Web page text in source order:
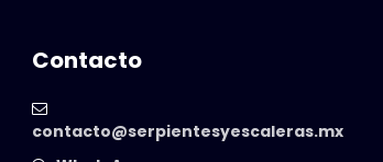
Contacto
contacto@serpientesyescaleras.mx